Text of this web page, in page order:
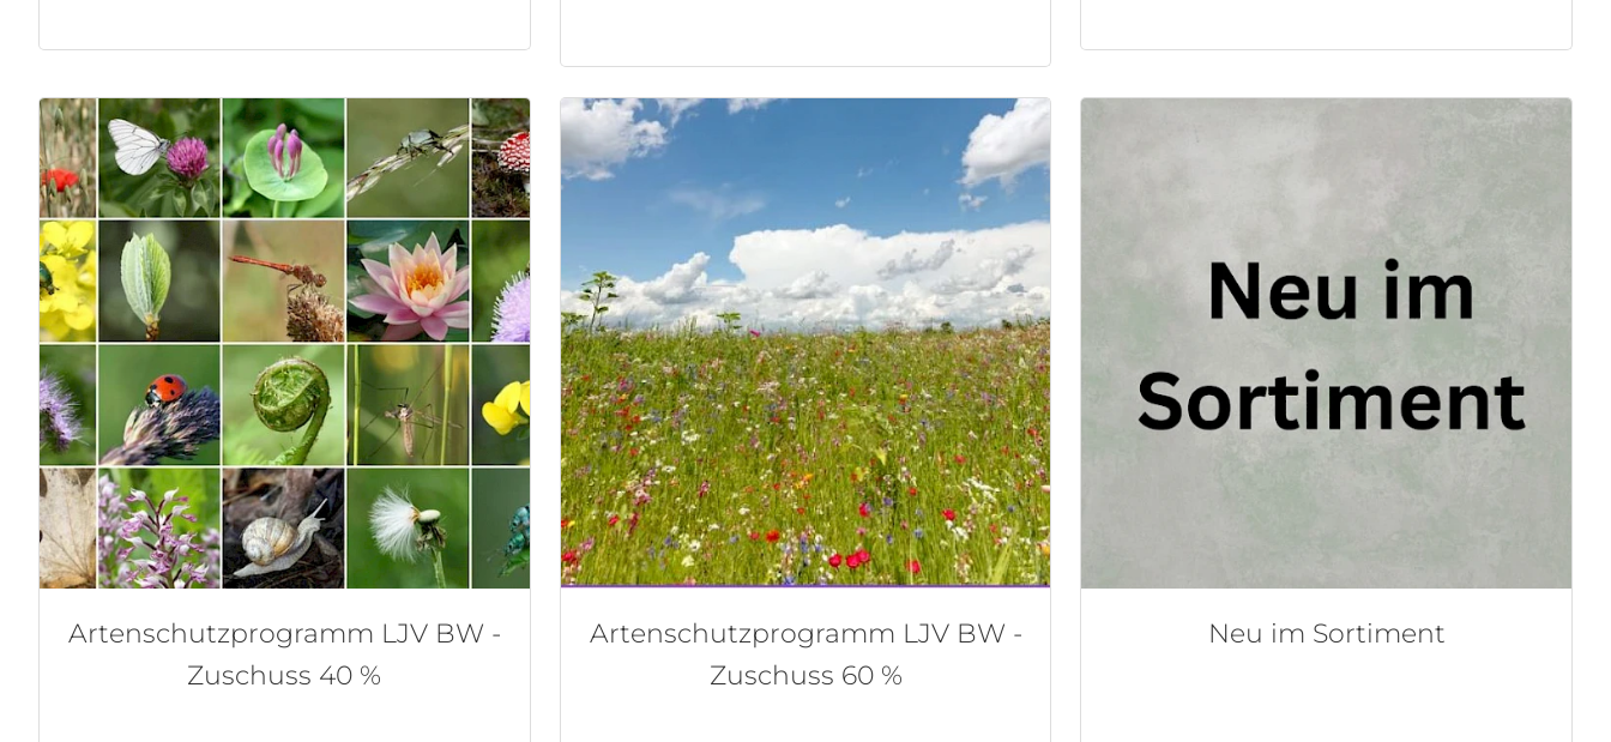
Artenschutzprogramm LJV BW -
Zuschuss 40 %
Artenschutzprogramm LJV BW -
Zuschuss 60 %
Neu im Sortiment